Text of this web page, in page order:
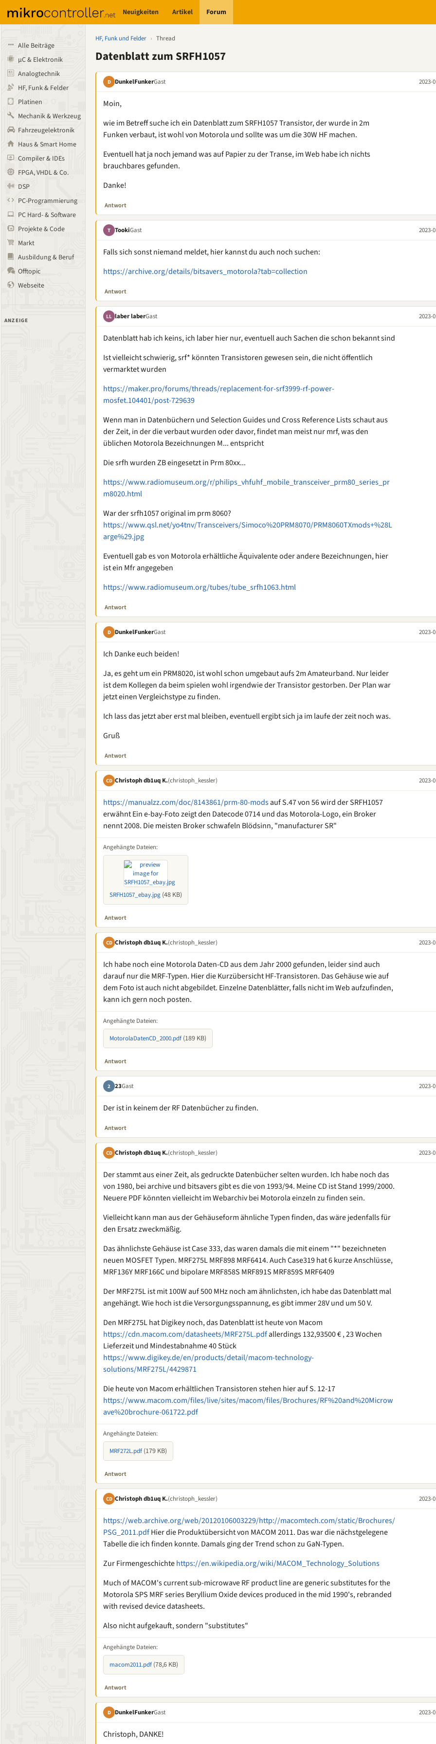
Neuigkeiten Artikel Forum
Alle Beiträge
µC & Elektronik
Analogtechnik
HF, Funk & Felder
Platinen
Mechanik & Werkzeug
Fahrzeugelektronik
Haus & Smart Home
Compiler & IDEs
FPGA, VHDL & Co.
DSP
PC-Programmierung
PC Hard- & Software
Projekte & Code
Markt
Ausbildung & Beruf
Offtopic
Webseite
ANZEIGE
HF, Funk und Felder › Thread
Datenblatt zum SRFH1057
D DunkelFunkerGast 2023-
Moin,
wie im Betreff suche ich ein Datenblatt zum SRFH1057 Transistor, der wurde in 2m
Funken verbaut, ist wohl von Motorola und sollte was um die 30W HF machen.
Eventuell hat ja noch jemand was auf Papier zu der Transe, im Web habe ich nichts
brauchbares gefunden.
Danke!
Antwort
T TookiGast 2023-
Falls sich sonst niemand meldet, hier kannst du auch noch suchen:
https://archive.org/details/bitsavers_motorola?tab=collection
Antwort
LL laber laberGast 2023-
Datenblatt hab ich keins, ich laber hier nur, eventuell auch Sachen die schon bekannt sind
Ist vielleicht schwierig, srf* könnten Transistoren gewesen sein, die nicht öffentlich
vermarktet wurden
https://maker.pro/forums/threads/replacement-for-srf3999-rf-power-
mosfet.104401/post-729639
Wenn man in Datenbüchern und Selection Guides und Cross Reference Lists schaut aus
der Zeit, in der die verbaut wurden oder davor, findet man meist nur mrf, was den
üblichen Motorola Bezeichnungen M... entspricht
Die srfh wurden ZB eingesetzt in Prm 80xx...
https://www.radiomuseum.org/r/philips_vhfuhf_mobile_transceiver_prm80_series_pr
m8020.html
War der srfh1057 original im prm 8060?
https://www.qsl.net/yo4tnv/Transceivers/Simoco%20PRM8070/PRM8060TXmods+%28L
arge%29.jpg
Eventuell gab es von Motorola erhältliche Äquivalente oder andere Bezeichnungen, hier
ist ein Mfr angegeben
https://www.radiomuseum.org/tubes/tube_srfh1063.html
Antwort
D DunkelFunkerGast 2023-
Ich Danke euch beiden!
Ja, es geht um ein PRM8020, ist wohl schon umgebaut aufs 2m Amateurband. Nur leider
ist dem Kollegen da beim spielen wohl irgendwie der Transistor gestorben. Der Plan war
jetzt einen Vergleichstype zu finden.
Ich lass das jetzt aber erst mal bleiben, eventuell ergibt sich ja im laufe der zeit noch was.
Gruß
Antwort
CD Christoph db1uq K.(christoph_kessler) 2023-
https://manualzz.com/doc/8143861/prm-80-modsauf S.47 von 56 wird der SRFH1057
erwähnt Ein e-bay-Foto zeigt den Datecode 0714 und das Motorola-Logo, ein Broker
nennt 2008. Die meisten Broker schwafeln Blödsinn, "manufacturer SR"
Angehängte Dateien:
SRFH1057_ebay.jpg (48 KB)
Antwort
CD Christoph db1uq K.(christoph_kessler) 2023-
Ich habe noch eine Motorola Daten-CD aus dem Jahr 2000 gefunden, leider sind auch
darauf nur die MRF-Typen. Hier die Kurzübersicht HF-Transistoren. Das Gehäuse wie auf
dem Foto ist auch nicht abgebildet. Einzelne Datenblätter, falls nicht im Web aufzufinden,
kann ich gern noch posten.
Angehängte Dateien:
MotorolaDatenCD_2000.pdf (189 KB)
Antwort
2 23Gast 2023-
Der ist in keinem der RF Datenbücher zu finden.
Antwort
CD Christoph db1uq K.(christoph_kessler) 2023-
Der stammt aus einer Zeit, als gedruckte Datenbücher selten wurden. Ich habe noch das
von 1980, bei archive und bitsavers gibt es die von 1993/94. Meine CD ist Stand 1999/2000.
Neuere PDF könnten vielleicht im Webarchiv bei Motorola einzeln zu finden sein.
Vielleicht kann man aus der Gehäuseform ähnliche Typen finden, das wäre jedenfalls für
den Ersatz zweckmäßig.
Das ähnlichste Gehäuse ist Case 333, das waren damals die mit einem "*" bezeichneten
neuen MOSFET Typen. MRF275L MRF898 MRF6414. Auch Case319 hat 6 kurze Anschlüsse,
MRF136Y MRF166C und bipolare MRF858S MRF891S MRF859S MRF6409
Der MRF275L ist mit 100W auf 500 MHz noch am ähnlichsten, ich habe das Datenblatt mal
angehängt. Wie hoch ist die Versorgungsspannung, es gibt immer 28V und um 50 V.
Den MRF275L hat Digikey noch, das Datenblatt ist heute von Macom
https://cdn.macom.com/datasheets/MRF275L.pdfallerdings 132,93500 € , 23 Wochen
Lieferzeit und Mindestabnahme 40 Stück
https://www.digikey.de/en/products/detail/macom-technology-
solutions/MRF275L/4429871
Die heute von Macom erhältlichen Transistoren stehen hier auf S. 12-17
https://www.macom.com/files/live/sites/macom/files/Brochures/RF%20and%20Microw
ave%20brochure-061722.pdf
Angehängte Dateien:
MRF272L.pdf (179 KB)
Antwort
CD Christoph db1uq K.(christoph_kessler) 2023-
https://web.archive.org/web/20120106003229/http://macomtech.com/static/Brochures/
PSG_2011.pdfHier die Produktübersicht von MACOM 2011. Das war die nächstgelegene
Tabelle die ich finden konnte. Damals ging der Trend schon zu GaN-Typen.
Zur Firmengeschichtehttps://en.wikipedia.org/wiki/MACOM_Technology_Solutions
Much of MACOM's current sub-microwave RF product line are generic substitutes for the
Motorola SPS MRF series Beryllium Oxide devices produced in the mid 1990's, rebranded
with revised device datasheets.
Also nicht aufgekauft, sondern "substitutes"
Angehängte Dateien:
macom2011.pdf (78,6 KB)
Antwort
D DunkelFunkerGast 2023-
Christoph, DANKE!